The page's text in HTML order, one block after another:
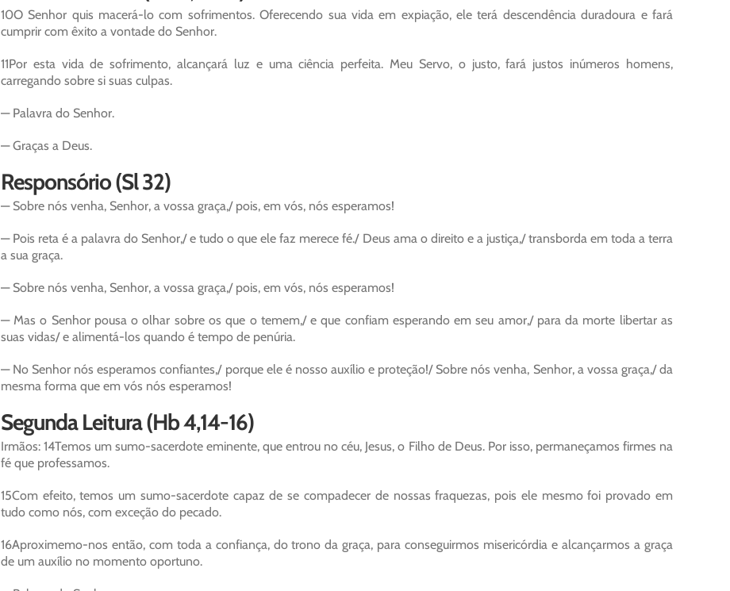
10O Senhor quis macerá-lo com sofrimentos. Oferecendo sua vida em expiação, ele terá descendência duradoura e fará
cumprir com êxito a vontade do Senhor.
11Por esta vida de sofrimento, alcançará luz e uma ciência perfeita. Meu Servo, o justo, fará justos inúmeros homens,
carregando sobre si suas culpas.
— Palavra do Senhor.
— Graças a Deus.
Responsório (Sl 32)
— Sobre nós venha, Senhor, a vossa graça,/ pois, em vós, nós esperamos!
— Pois reta é a palavra do Senhor,/ e tudo o que ele faz merece fé./ Deus ama o direito e a justiça,/ transborda em toda a terra
a sua graça.
— Sobre nós venha, Senhor, a vossa graça,/ pois, em vós, nós esperamos!
— Mas o Senhor pousa o olhar sobre os que o temem,/ e que confiam esperando em seu amor,/ para da morte libertar as
suas vidas/ e alimentá-los quando é tempo de penúria.
— No Senhor nós esperamos confiantes,/ porque ele é nosso auxílio e proteção!/ Sobre nós venha, Senhor, a vossa graça,/ da
mesma forma que em vós nós esperamos!
Segunda Leitura (Hb 4,14-16)
Irmãos: 14Temos um sumo-sacerdote eminente, que entrou no céu, Jesus, o Filho de Deus. Por isso, permaneçamos firmes na
fé que professamos.
15Com efeito, temos um sumo-sacerdote capaz de se compadecer de nossas fraquezas, pois ele mesmo foi provado em
tudo como nós, com exceção do pecado.
16Aproximemo-nos então, com toda a confiança, do trono da graça, para conseguirmos misericórdia e alcançarmos a graça
de um auxílio no momento oportuno.